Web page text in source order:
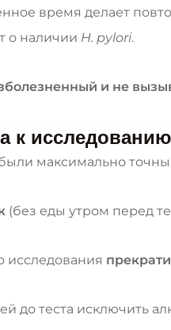
время делает
о наличии H. pylori.
и не
к исследованию
максимально
(без еды утром перед
исследования
до теста исключить